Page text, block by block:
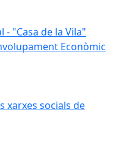
"Casa de la Vila"
Econòmic
xarxes socials de